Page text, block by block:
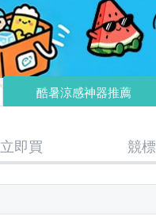
酷暑涼感神器推薦
立即買 競標